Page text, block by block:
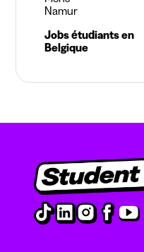
Namur
Jobs étudiants en
Belgique